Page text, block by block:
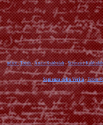
ndice - Torah- Arte e Kabbalah-Scienza e Kabbalah
Sapienza della Verità-Tobia